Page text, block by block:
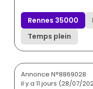
Rennes 35000
Temps plein
Annonce N°8869028
il y a 11 jours (28/07/